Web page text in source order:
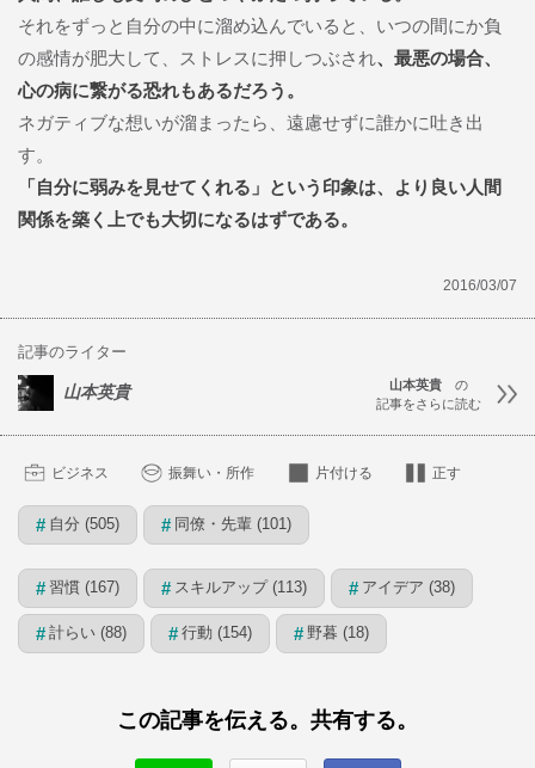
それをずっと自分の中に溜め込んでいると、いつの間にか負
の感情が肥大して、ストレスに押しつぶされ、最悪の場合、
心の病に繋がる恐れもあるだろう。
ネガティブな想いが溜まったら、遠慮せずに誰かに吐き出
す。
「自分に弱みを見せてくれる」という印象は、より良い人間
関係を築く上でも大切になるはずである。
2016/03/07
記事のライター
山本英貴 山本英貴 の
記事をさらに読む
ビジネス 振舞い・所作 片付ける 正す
# 自分 (505) # 同僚・先輩 (101)
# 習慣 (167) # スキルアップ (113) # アイデア (38)
# 計らい (88) # 行動 (154) # 野暮 (18)
この記事を伝える。共有する。